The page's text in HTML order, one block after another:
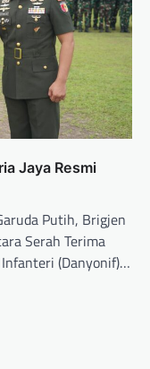
Jaya Resmi
Putih, Brigjen
Serah Terima
(Danyonif)…